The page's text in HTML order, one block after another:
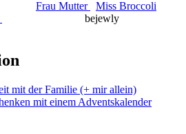
Frau Mutter Miss Broccoli
mit der Familie (+ mir allein)
mit einem Adventskalender